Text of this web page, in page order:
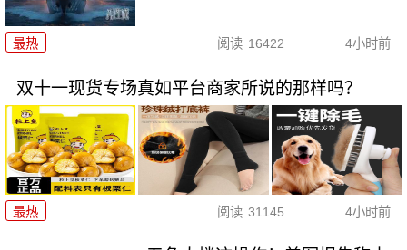
最热 阅读 16422 4小时前
双十一现货专场真如平台商家所说的那样吗？
最热 阅读 31145 4小时前